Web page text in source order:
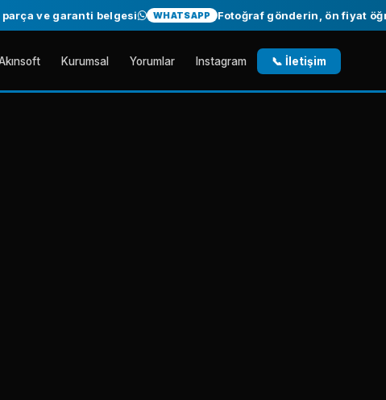
belgesi WHATSAPP Fotoğraf gönderin, ön fiyat öğrenin —
Kurumsal Yorumlar Instagram 📞 İletişim